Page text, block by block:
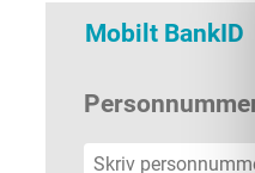
Mobilt BankID